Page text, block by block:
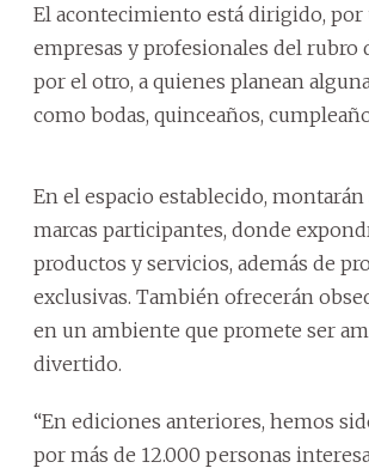
El acontecimiento está dirigido, por
empresas y profesionales del rubro
por el otro, a quienes planean
como bodas, quinceaños,
En el espacio establecido, montarán
marcas participantes, donde
productos y servicios, además de
exclusivas. También ofrecerán
en un ambiente que promete ser
divertido.
“En ediciones anteriores, hemos
por más de 12.000 personas